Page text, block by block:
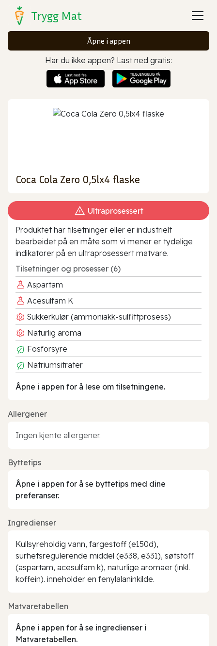
Trygg Mat
Åpne i appen
Har du ikke appen? Last ned gratis:
Coca Cola Zero 0,5lx4 flaske
Ultraprosessert
Produktet har tilsetninger eller er industrielt
bearbeidet på en måte som vi mener er tydelige
indikatorer på en ultraprosessert matvare.
Tilsetninger og prosesser (6)
Aspartam
Acesulfam K
Sukkerkulør (ammoniakk-sulfittprosess)
Naturlig aroma
Fosforsyre
Natriumsitrater
Åpne i appen for å lese om tilsetningene.
Allergener
Ingen kjente allergener.
Byttetips
Åpne i appen for å se byttetips med dine
preferanser.
Ingredienser
Kullsyreholdig vann, fargestoff (e150d),
surhetsregulerende middel (e338, e331), søtstoff
(aspartam, acesulfam k), naturlige aromaer (inkl.
koffein). inneholder en fenylalaninkilde.
Matvaretabellen
Åpne i appen for å se ingredienser i
Matvaretabellen.